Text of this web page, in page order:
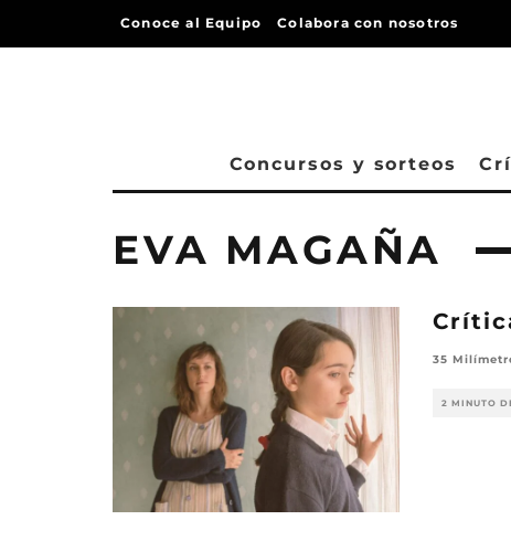
Conoce al Equipo Colabora con nosotros
Concursos y sorteos
EVA MAGAÑA
35
2 MINUTO